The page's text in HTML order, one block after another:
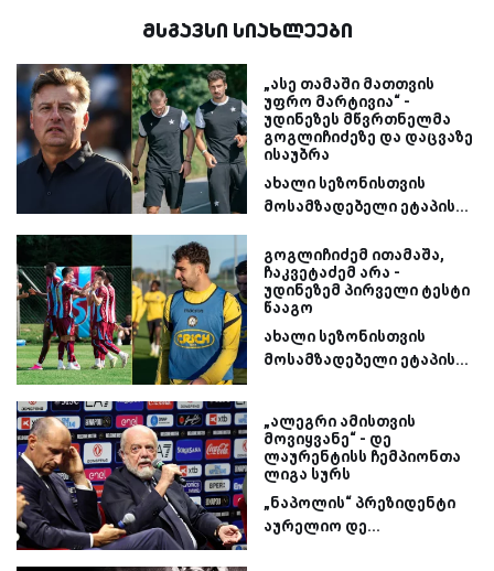
მსგავსი სიახლეები
„ასე თამაში მათთვის
უფრო მარტივია“ -
უდინეზეს მწვრთნელმა
გოგლიჩიძეზე და დაცვაზე
ისაუბრა
ახალი სეზონისთვის
მოსამზადებელი ეტაპის...
გოგლიჩიძემ ითამაშა,
ჩაკვეტაძემ არა -
უდინეზემ პირველი ტესტი
წააგო
ახალი სეზონისთვის
მოსამზადებელი ეტაპის...
„ალეგრი ამისთვის
მოვიყვანე“ - დე
ლაურენტისს ჩემპიონთა
ლიგა სურს
„ნაპოლის“ პრეზიდენტი
აურელიო დე...